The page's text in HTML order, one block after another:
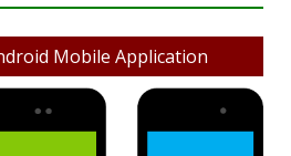
Mobile Application